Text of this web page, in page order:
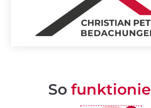
So